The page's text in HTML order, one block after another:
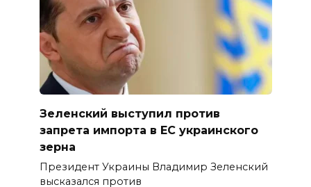
Зеленский выступил против
запрета импорта в ЕС украинского
зерна
Президент Украины Владимир Зеленский
высказался против